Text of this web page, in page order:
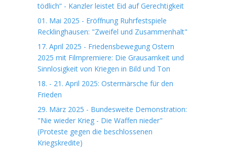
tödlich“ - Kanzler leistet Eid auf Gerechtigkeit
01. Mai 2025 - Eröffnung Ruhrfestspiele
Recklinghausen: "Zweifel und Zusammenhalt"
17. April 2025 - Friedensbewegung Ostern
2025 mit Filmpremiere: Die Grausamkeit und
Sinnlosigkeit von Kriegen in Bild und Ton
18. - 21. April 2025: Ostermärsche für den
Frieden
29. März 2025 - Bundesweite Demonstration:
"Nie wieder Krieg - Die Waffen nieder"
(Proteste gegen die beschlossenen
Kriegskredite)